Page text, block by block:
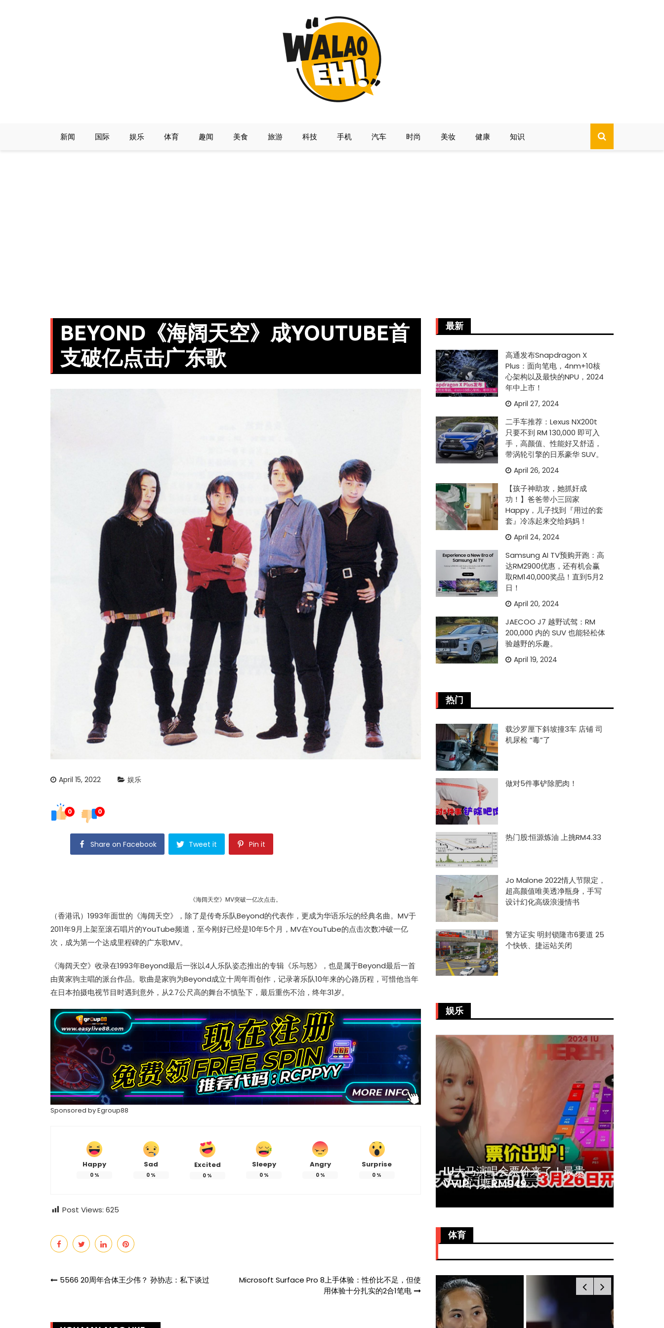
新闻 国际 娱乐 体育 趣闻 美食 旅游 科技 手机 汽车 时尚 美妆 健康 知识
BEYOND《海阔天空》成YOUTUBE首
支破亿点击广东歌
April 15, 2022 娱乐
0 0
Share on Facebook Tweet it Pin it
《海阔天空》MV突破一亿次点击。
（香港讯）1993年面世的《海阔天空》，除了是传奇乐队Beyond的代表作，更成为华语乐坛的经典名曲。MV于
2011年9月上架至滚石唱片的YouTube频道，至今刚好已经是10年5个月，MV在YouTube的点击次数冲破一亿
次，成为第一个达成里程碑的广东歌MV。
《海阔天空》收录在1993年Beyond最后一张以4人乐队姿态推出的专辑《乐与怒》，也是属于Beyond最后一首
由黄家驹主唱的派台作品。歌曲是家驹为Beyond成立十周年而创作，记录著乐队10年来的心路历程，可惜他当年
在日本拍摄电视节目时遇到意外，从2.7公尺高的舞台不慎坠下，最后重伤不治，终年31岁。
Sponsored byEgroup88
Happy
0%
Sad
0 %
Excited
0 %
Sleepy
0%
Angry
0%
Surprise
0 %
Post Views: 625
Post
5566 20周年合体王少伟？ 孙协志：私下谈过
Microsoft Surface Pro 8上手体验：性价比不足，但使
用体验十分扎实的2合1笔电
最新
高通发布Snapdragon X
Plus：面向笔电，4nm+10核
心架构以及最快的NPU，2024
年中上市！
April 27, 2024
二手车推荐：Lexus NX200t
只要不到 RM 130,000 即可入
手，高颜值、性能好又舒适，
带涡轮引擎的日系豪华 SUV。
April 26, 2024
【孩子神助攻，她抓奸成
功！】爸爸带小三回家
Happy，儿子找到『用过的套
套』冷冻起来交给妈妈！
April 24, 2024
Samsung AI TV预购开跑：高
达RM2900优惠，还有机会赢
取RM140,000奖品！直到5月2
日！
April 20, 2024
JAECOO J7 越野试驾：RM
200,000 内的 SUV 也能轻松体
验越野的乐趣。
April 19, 2024
热门
载沙罗厘下斜坡撞3车 店铺 司
机尿检 “毒”了
做对5件事铲除肥肉！
热门股:恒源炼油 上挑RM4.33
Jo Malone 2022情人节限定，
超高颜值唯美透净瓶身，手写
设计幻化高级浪漫情书
警方证实 明封锁隆市6要道 25
个快铁、捷运站关闭
娱乐
苏永康将邀歌迷上台合唱！赞大马
IU大马演唱会票价来了！最贵
周冬雨爆秀场耍大牌！拒与VIP合
影全程臭脸不配合
体育